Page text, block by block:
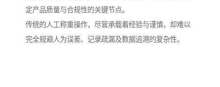
定产品质量与合规性的关键节点。
传统的人工称重操作，尽管承载着经验与谨慎，却难以
完全规避人为误差、记录疏漏及数据追溯的复杂性。